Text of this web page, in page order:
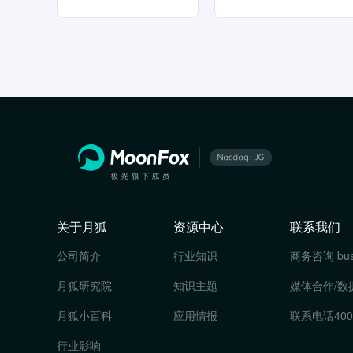
关于月狐
公司简介
月狐研究院
月狐小百科
行业影响
资源中心
行业知识
知识主题
应用情报
联系我们
商务咨询
媒体合作/数
联系电话